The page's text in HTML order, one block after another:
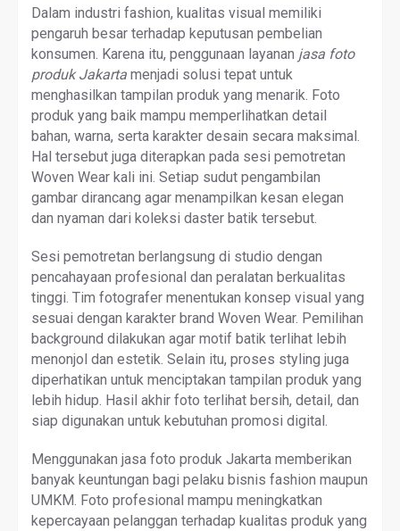
Dalam industri fashion, kualitas visual memiliki
pengaruh besar terhadap keputusan pembelian
konsumen. Karena itu, penggunaan layanan jasa foto
produk Jakarta menjadi solusi tepat untuk
menghasilkan tampilan produk yang menarik. Foto
produk yang baik mampu memperlihatkan detail
bahan, warna, serta karakter desain secara maksimal.
Hal tersebut juga diterapkan pada sesi pemotretan
Woven Wear kali ini. Setiap sudut pengambilan
gambar dirancang agar menampilkan kesan elegan
dan nyaman dari koleksi daster batik tersebut.
Sesi pemotretan berlangsung di studio dengan
pencahayaan profesional dan peralatan berkualitas
tinggi. Tim fotografer menentukan konsep visual yang
sesuai dengan karakter brand Woven Wear. Pemilihan
background dilakukan agar motif batik terlihat lebih
menonjol dan estetik. Selain itu, proses styling juga
diperhatikan untuk menciptakan tampilan produk yang
lebih hidup. Hasil akhir foto terlihat bersih, detail, dan
siap digunakan untuk kebutuhan promosi digital.
Menggunakan jasa foto produk Jakarta memberikan
banyak keuntungan bagi pelaku bisnis fashion maupun
UMKM. Foto profesional mampu meningkatkan
kepercayaan pelanggan terhadap kualitas produk yang